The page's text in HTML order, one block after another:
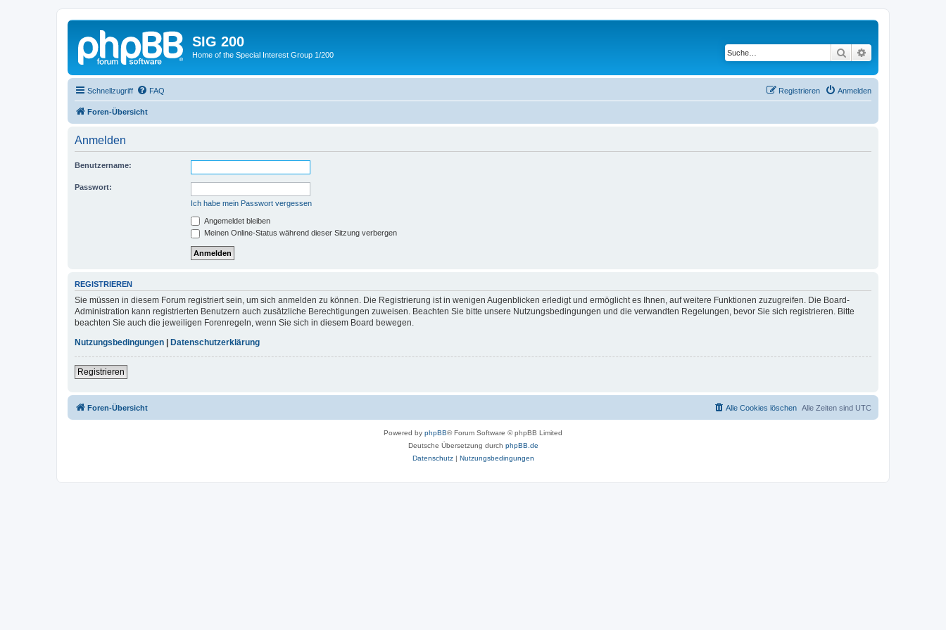
SIG 200
Home of the Special Interest Group 1/200 Suche
Schnellzugriff FAQ Anmelden
Registrieren
Foren-Übersicht
Anmelden
Benutzername:
Passwort:
Ich habe mein Passwort vergessen
Angemeldet bleiben
Meinen Online-Status während dieser Sitzung verbergen
REGISTRIEREN
Sie müssen in diesem Forum registriert sein, um sich anmelden zu können. Die Registrierung ist in wenigen Augenblicken erledigt und ermöglicht es Ihnen, auf weitere Funktionen zuzugreifen. Die Board-
Administration kann registrierten Benutzern auch zusätzliche Berechtigungen zuweisen. Beachten Sie bitte unsere Nutzungsbedingungen und die verwandten Regelungen, bevor Sie sich registrieren. Bitte
beachten Sie auch die jeweiligen Forenregeln, wenn Sie sich in diesem Board bewegen.
Nutzungsbedingungen
Datenschutzerklärung
Registrieren
Foren-Übersicht Alle Zeiten sind UTC
Alle Cookies löschen
Powered by phpBB® Forum Software © phpBB Limited
Deutsche Übersetzung durch phpBB.de
Datenschutz| Nutzungsbedingungen